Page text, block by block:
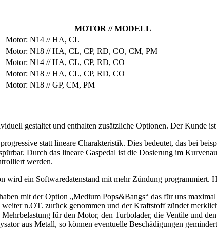
MOTOR // MODELL
Motor: N14 // HA, CL
Motor: N18 // HA, CL, CP, RD, CO, CM, PM
Motor: N14 // HA, CL, CP, RD, CO
Motor: N18 // HA, CL, CP, RD, CO
Motor: N18 // GP, CM, PM
gestaltet und enthalten zusätzliche Optionen. Der Kunde
statt lineare Charakteristik. Dies bedeutet, das bei
Durch das lineare Gaspedal ist die Dosierung im
werden.
wird ein Softwaredatenstand mit mehr Zündung programmiert.
mit der Option „Medium Pops&Bangs“ das für uns
n.OT. zurück genommen und der Kraftstoff zündet
für den Motor, den Turbolader, die Ventile und
aus Metall, so können eventuelle Beschädigungen